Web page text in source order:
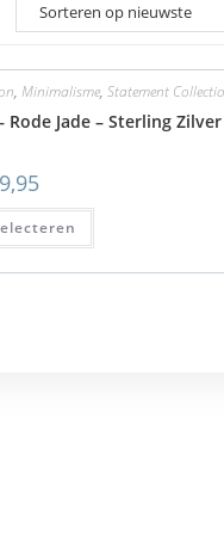
, Minimalisme, Statement
Jade – Sterling Zilver